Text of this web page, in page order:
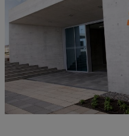
intéresser